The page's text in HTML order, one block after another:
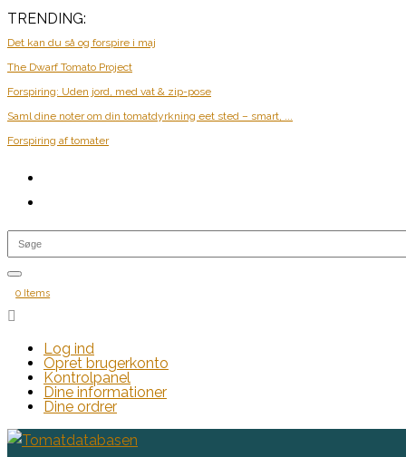
TRENDING:
Det kan du så og forspire i maj
The Dwarf Tomato Project
Forspiring: Uden jord, med vat & zip-pose
Saml dine noter om din tomatdyrkning eet sted – smart, ...
Forspiring af tomater
0 Items

Log ind
Opret brugerkonto
Kontrolpanel
Dine informationer
Dine ordrer